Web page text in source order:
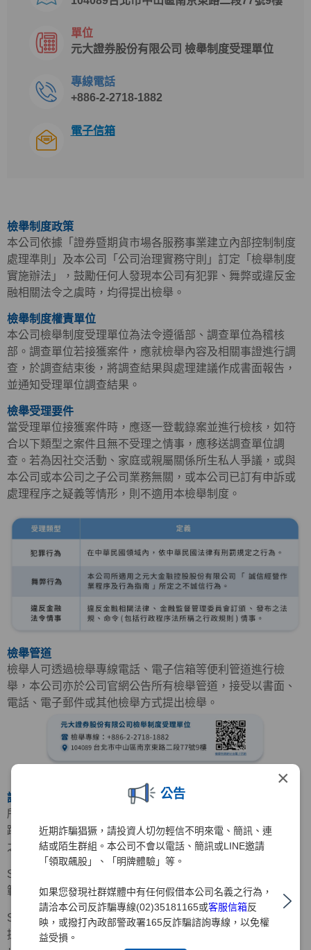
×
公告
近期詐騙猖獗，請投資人切勿輕信不明來電、簡訊、連
結或陌生群組。本公司不會以電話、簡訊或LINE邀請
「領取飆股」、「明牌體驗」等。
如果您發現社群媒體中有任何假借本公司名義之行為，
請洽本公司反詐騙專線(02)35181165或客服信箱反
映，或撥打內政部警政署165反詐騙諮詢專線，以免權
益受損。
單位
元大證券股份有限公司 檢舉制度受理單位
專線電話
+886-2-2718-1882
電子信箱
檢舉制度政策
本公司依據「證券暨期貨市場各服務事業建立內部控制制度
處理準則」及本公司「公司治理實務守則」訂定「檢舉制度
實施辦法」，鼓勵任何人發現本公司有犯罪、舞弊或違反金
融相關法令之虞時，均得提出檢舉。
檢舉制度權責單位
本公司檢舉制度受理單位為法令遵循部、調查單位為稽核
部。調查單位若接獲案件，應就檢舉內容及相關事證進行調
查，於調查結束後，將調查結果與處理建議作成書面報告，
並通知受理單位調查結果。
檢舉受理要件
當受理單位接獲案件時，應逐一登載錄案並進行檢核，如符
合以下類型之案件且無不受理之情事，應移送調查單位調
查。若為因社交活動、家庭或親屬關係所生私人爭議，或與
本公司或本公司之子公司業務無關，或本公司已訂有申訴或
處理程序之疑義等情形，則不適用本檢舉制度。
檢舉管道
檢舉人可透過檢舉專線電話、電子信箱等便利管道進行檢
舉，本公司亦於公司官網公告所有檢舉管道，接受以書面、
電話、電子郵件或其他檢舉方式提出檢舉。
調查程序
所有經檢舉管道所檢舉之事件，本公司均妥善記錄並謹慎追
蹤處理，若案件調查屬實，將依「檢舉制度實施辦法」規定
之下列程序處理。
Step 1：立即要求被檢舉人停止相關行為，並預為必要之防
範或緊急應變措施。
Step 2：由被檢舉人所屬部門主管或被檢舉事項之權責單位
提出書面檢討改善措施，交由調查單位追蹤至改善完成為